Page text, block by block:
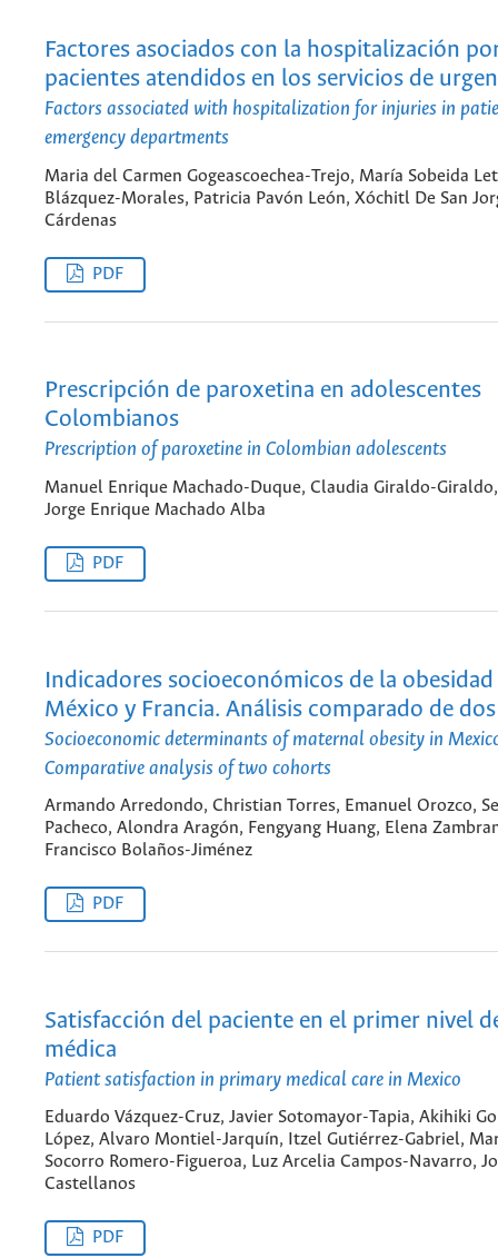
Factores asociados con la hospitalización
pacientes atendidos en los servicios de
Factors associated with hospitalization for injuries in
emergency departments
Maria del Carmen Gogeascoechea-Trejo, María Sobeida
Blázquez-Morales, Patricia Pavón León, Xóchitl De San
Cárdenas
PDF
Prescripción de paroxetina en adolescentes
Colombianos
Prescription of paroxetine in Colombian adolescents
Manuel Enrique Machado-Duque, Claudia Giraldo-Giraldo,
Jorge Enrique Machado Alba
PDF
Indicadores socioeconómicos de la
México y Francia. Análisis comparado de
Socioeconomic determinants of maternal obesity in
Comparative analysis of two cohorts
Armando Arredondo, Christian Torres, Emanuel Orozco,
Pacheco, Alondra Aragón, Fengyang Huang, Elena
Francisco Bolaños-Jiménez
PDF
Satisfacción del paciente en el primer nivel
médica
Patient satisfaction in primary medical care in Mexico
Eduardo Vázquez-Cruz, Javier Sotomayor-Tapia, Akihiki
López, Alvaro Montiel-Jarquín, Itzel Gutiérrez-Gabriel,
Socorro Romero-Figueroa, Luz Arcelia Campos-Navarro,
Castellanos
PDF